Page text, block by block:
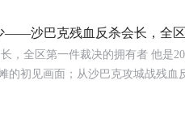
——沙巴克残血反杀会长，全
全区第一件裁决的拥有者 他是
的初见画面；从沙巴克攻城战残血